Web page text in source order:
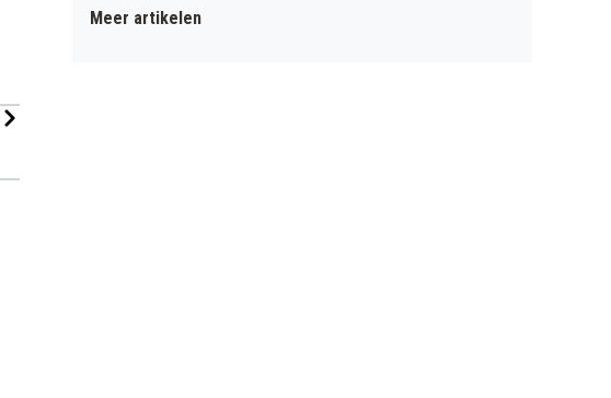
Meer artikelen